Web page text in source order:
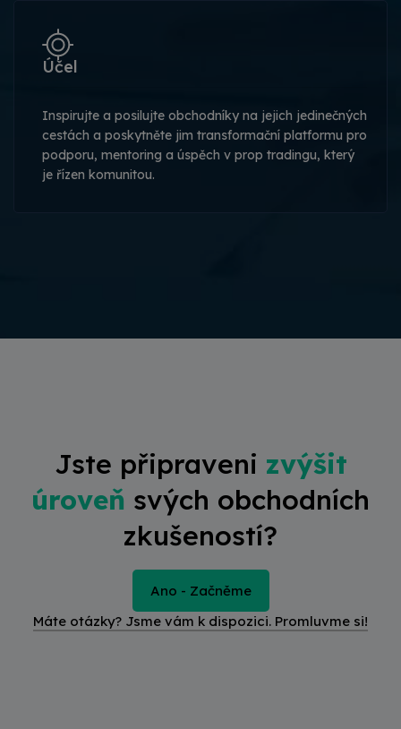
Účel
Inspirujte a posilujte obchodníky na jejich jedinečných
cestách a poskytněte jim transformační platformu pro
podporu, mentoring a úspěch v prop tradingu, který
je řízen komunitou.
Jste připraveni zvýšit
úroveň svých obchodních
zkušeností?
Ano - Začněme
Máte otázky? Jsme vám k dispozici. Promluvme si!